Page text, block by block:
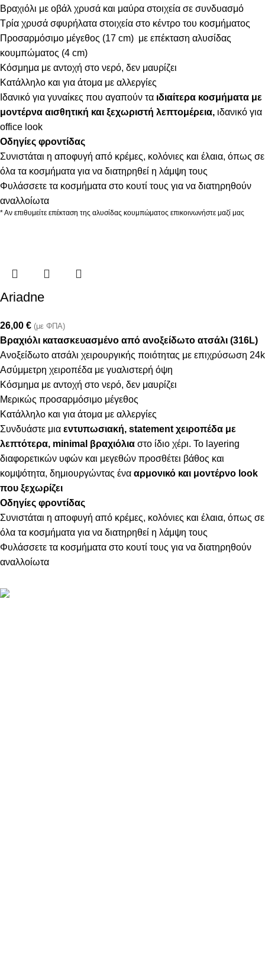
Βραχιόλι με οβάλ χρυσά και μαύρα στοιχεία σε συνδυασμό
Τρία χρυσά σφυρήλατα στοιχεία στο κέντρο του κοσμήματος
Προσαρμόσιμο μέγεθος (17 cm) με επέκταση αλυσίδας
κουμπώματος (4 cm)
Κόσμημα με αντοχή στο νερό, δεν μαυρίζει
Κατάλληλο και για άτομα με αλλεργίες
Ιδανικό για γυναίκες που αγαπούν τα ιδιαίτερα κοσμήματα με
μοντέρνα αισθητική και ξεχωριστή λεπτομέρεια, ιδανικό για
office look
Οδηγίες φροντίδας
Συνιστάται η αποφυγή από κρέμες, κολόνιες και έλαια, όπως σε
όλα τα κοσμήματα για να διατηρηθεί η λάμψη τους
Φυλάσσετε τα κοσμήματα στο κουτί τους για να διατηρηθούν
αναλλοίωτα
* Αν επιθυμείτε επέκταση της αλυσίδας κουμπώματος επικοινωνήστε μαζί μας
Ariadne
26,00 € (με ΦΠΑ)
Βραχιόλι κατασκευασμένο από ανοξείδωτο ατσάλι (316L)
Ανοξείδωτο ατσάλι χειρουργικής ποιότητας με επιχρύσωση 24k
Ασύμμετρη χειροπέδα με γυαλιστερή όψη
Κόσμημα με αντοχή στο νερό, δεν μαυρίζει
Μερικώς προσαρμόσιμο μέγεθος
Κατάλληλο και για άτομα με αλλεργίες
Συνδυάστε μια εντυπωσιακή, statement χειροπέδα με
λεπτότερα, minimal βραχιόλια στο ίδιο χέρι. Το layering
διαφορετικών υφών και μεγεθών προσθέτει βάθος και
κομψότητα, δημιουργώντας ένα αρμονικό και μοντέρνο look
που ξεχωρίζει
Οδηγίες φροντίδας
Συνιστάται η αποφυγή από κρέμες, κολόνιες και έλαια, όπως σε
όλα τα κοσμήματα για να διατηρηθεί η λάμψη τους
Φυλάσσετε τα κοσμήματα στο κουτί τους για να διατηρηθούν
αναλλοίωτα